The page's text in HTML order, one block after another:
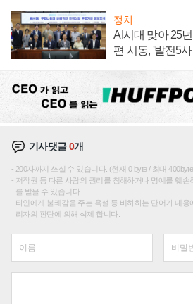
정치
AI시대 맞아 25
편 시동, '발전5
기사댓글0개
200자까지 쓰실 수 있습니다. (현재 0 byte / 최대
저작권 등 다른 사람의 권리를 침해하거나 명예를 훼손
를 받을 수 있습니다.
타인에게 불쾌감을 주는 욕설 등 비하하는 단어가 내
리자의 판단에 의해 삭제 합니다.